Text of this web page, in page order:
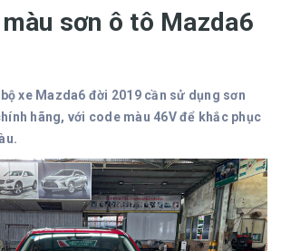
sơn ô tô Mazda6
xe Mazda6 đời 2019 cần sử dụng sơn
hãng, với code màu 46V để khắc phục